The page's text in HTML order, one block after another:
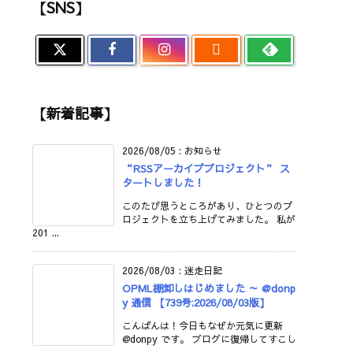
【SNS】

【新着記事】
2026/08/05 : お知らせ
“RSSアーカイブプロジェクト” ス
タートしました！
このたび思うところがあり、ひとつのプ
ロジェクトを立ち上げてみました。 私が
201 ...
2026/08/03 : 迷走日記
OPML棚卸しはじめました ～ @donp
y 通信 【739号:2026/08/03版】
こんばんは！今日もなぜか元気に更新
@donpy です。 ブログに復帰してすこし